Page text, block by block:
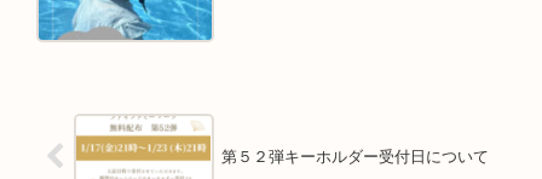
第５２弾キーホルダー受付日について